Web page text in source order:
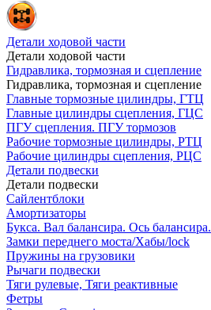
Детали ходовой части
Детали ходовой части
Гидравлика, тормозная и сцепление
Гидравлика, тормозная и сцепление
Главные тормозные цилиндры, ГТЦ
Главные цилиндры сцепления, ГЦС
ПГУ сцепления. ПГУ тормозов
Рабочие тормозные цилиндры, РТЦ
Рабочие цилиндры сцепления, РЦС
Детали подвески
Детали подвески
Cайлентблоки
Амортизаторы
Букса. Вал балансира. Ось балансира.
Замки переднего моста/Хабы/lock
Пружины на грузовики
Рычаги подвески
Тяги рулевые, Тяги реактивные
Фетры